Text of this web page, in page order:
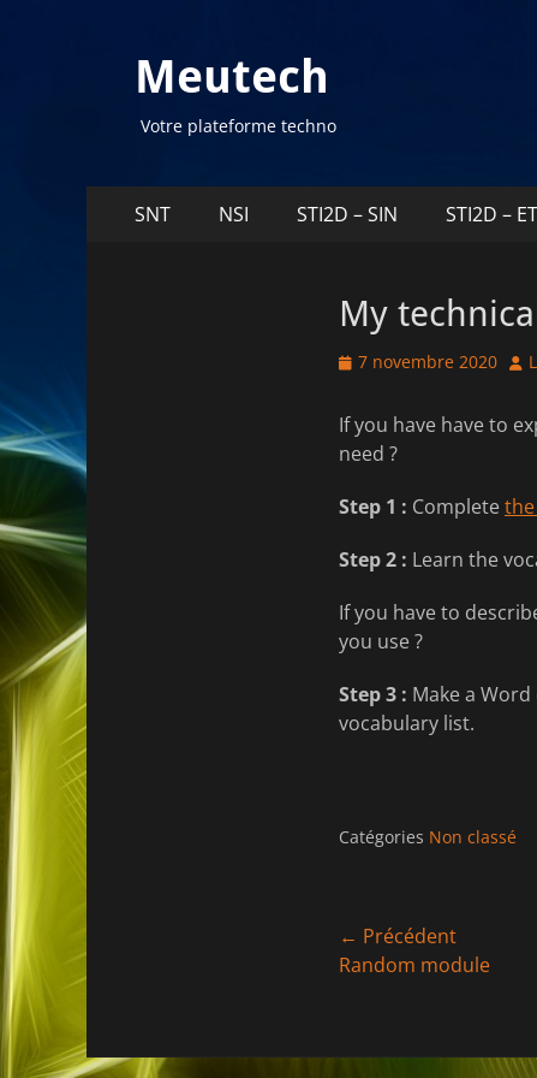
Meutech
Votre plateforme techno
Menu
SNT NSI STI2D – SIN STI2D –
My
Posted
7 novembre 2020
If you have have to
need ?
Step 1 : Complete
Step 2 : Learn the
If you have to
you use ?
Step 3 : Make a
vocabulary list.
Catégories Non classé
Navigation
de
← Précédent
Article
Random module